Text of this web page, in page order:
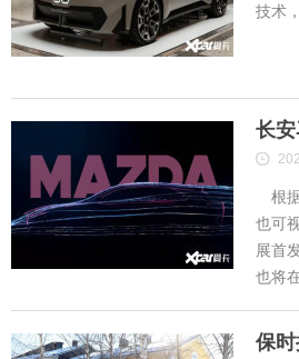
技术
长
根
也可
展首
也将
保